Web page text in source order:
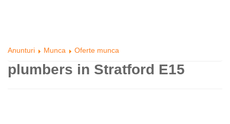
Anunturi Munca Oferte munca
plumbers in Stratford E15